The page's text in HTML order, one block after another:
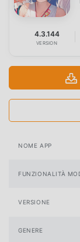
4.3.144
VERSION
NOME APP
FUNZIONALITÀ
VERSIONE
GENERE